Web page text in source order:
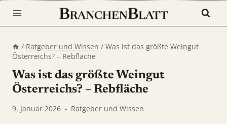
Inhalt
springen
/ Ratgeber und Wissen / Was ist das größte Weingut
Österreichs? – Rebfläche
Was ist das größte Weingut
Österreichs? – Rebfläche
9. Januar 2026 Ratgeber und Wissen